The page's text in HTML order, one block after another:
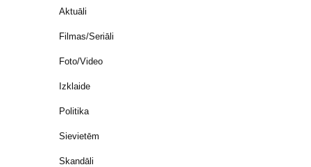
Aktuāli
Filmas/Seriāli
Foto/Video
Izklaide
Politika
Sievietēm
Skandāli